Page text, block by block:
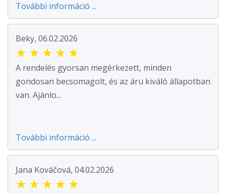
További információ ...
Beky, 06.02.2026
★ ★ ★ ★ ★
A rendelés gyorsan megérkezett, minden
gondosan becsomagolt, és az áru kiváló állapotban
van. Ajánlo...
További információ ...
Jana Kováčová, 04.02.2026
★ ★ ★ ★ ★